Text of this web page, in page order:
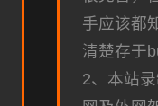
手应该都
清楚存于
2、本站